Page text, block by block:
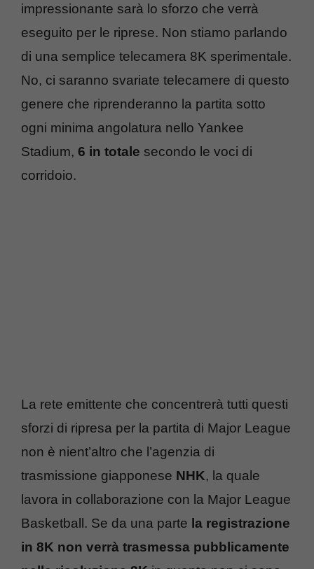
impressionante sarà lo sforzo che verrà
eseguito per le riprese. Non stiamo parlando
di una semplice telecamera 8K sperimentale.
No, ci saranno svariate telecamere di questo
genere che riprenderanno la partita sotto
ogni minima angolatura nello Yankee
Stadium, 6 in totale secondo le voci di
corridoio.
La rete emittente che concentrerà tutti questi
sforzi di ripresa per la partita di Major League
non è nient’altro che l’agenzia di
trasmissione giapponese NHK, la quale
lavora in collaborazione con la Major League
Basketball. Se da una parte la registrazione
in 8K non verrà trasmessa pubblicamente